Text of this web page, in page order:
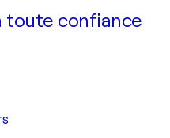
toute confiance